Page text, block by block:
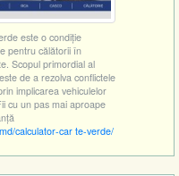
este o condiție
pentru călătorii în
Scopul primordial al
de a rezolva conflictele
implicarea vehiculelor
cu un pas mai aproape
calculator-car te-verde/